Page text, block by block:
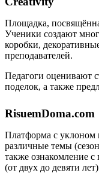
Площадка,
Ученики создают
коробки,
преподавателей.
Педагоги оценивают
поделок, а также
RisuemDoma.com
Платформа с уклоном
различные темы
также ознакомление с
(от двух до девяти